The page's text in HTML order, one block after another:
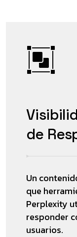
de
Un
que
Perplexity
responder
usuarios.